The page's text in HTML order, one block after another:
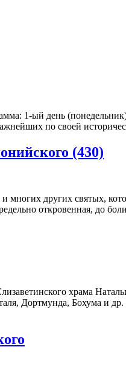
1-ый день
по своей
(430)
многих других святых,
откровенная, до
храма
Дортмунда, Бохума и